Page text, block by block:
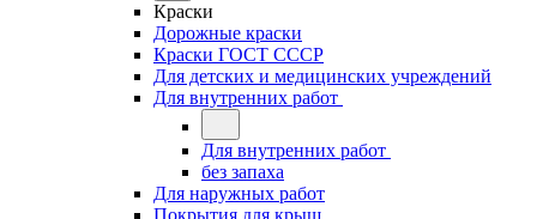
Краски
Дорожные краски
Краски ГОСТ СССР
Для детских и медицинских учреждений
Для внутренних работ
Для внутренних работ
без запаха
Для наружных работ
Покрытия для крыш